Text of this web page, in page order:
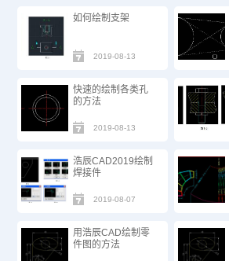
如何绘制支架
2019-08-13
快速的绘制各类孔
的方法
2019-08-13
浩辰CAD2019绘制
焊接件
2019-08-07
用浩辰CAD绘制零
件图的方法